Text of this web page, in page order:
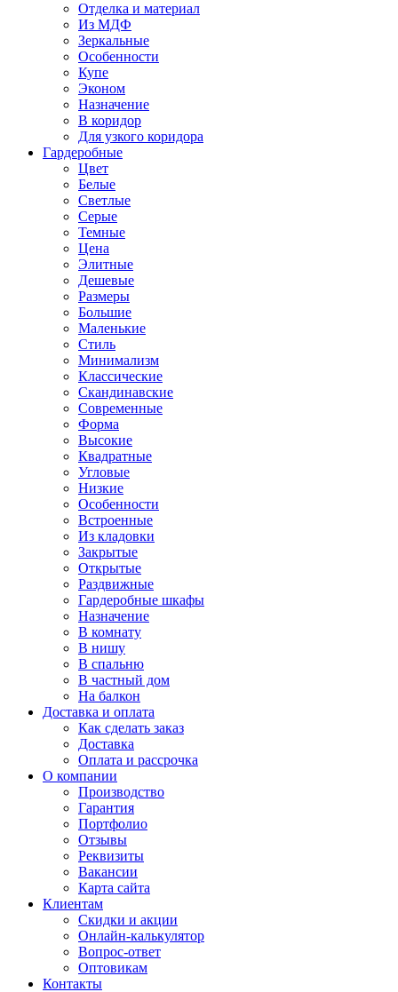
Отделка и материал
Из МДФ
Зеркальные
Особенности
Купе
Эконом
Назначение
В коридор
Для узкого коридора
Гардеробные
Цвет
Белые
Светлые
Серые
Темные
Цена
Элитные
Дешевые
Размеры
Большие
Маленькие
Стиль
Минимализм
Классические
Скандинавские
Современные
Форма
Высокие
Квадратные
Угловые
Низкие
Особенности
Встроенные
Из кладовки
Закрытые
Открытые
Раздвижные
Гардеробные шкафы
Назначение
В комнату
В нишу
В спальню
В частный дом
На балкон
Доставка и оплата
Как сделать заказ
Доставка
Оплата и рассрочка
О компании
Производство
Гарантия
Портфолио
Отзывы
Реквизиты
Вакансии
Карта сайта
Клиентам
Скидки и акции
Онлайн-калькулятор
Вопрос-ответ
Оптовикам
Контакты